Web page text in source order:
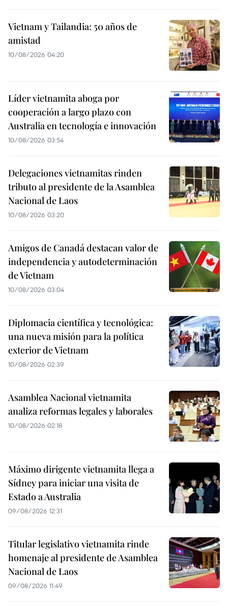
Vietnam y Tailandia: 50 años de
amistad
10/08/2026 04:20
Líder vietnamita aboga por
cooperación a largo plazo con
Australia en tecnología e innovación
10/08/2026 03:54
Delegaciones vietnamitas rinden
tributo al presidente de la Asamblea
Nacional de Laos
10/08/2026 03:20
Amigos de Canadá destacan valor de
independencia y autodeterminación
de Vietnam
10/08/2026 03:04
Diplomacia científica y tecnológica:
una nueva misión para la política
exterior de Vietnam
10/08/2026 02:39
Asamblea Nacional vietnamita
analiza reformas legales y laborales
10/08/2026 02:18
Máximo dirigente vietnamita llega a
Sídney para iniciar una visita de
Estado a Australia
09/08/2026 12:31
Titular legislativo vietnamita rinde
homenaje al presidente de Asamblea
Nacional de Laos
09/08/2026 11:49